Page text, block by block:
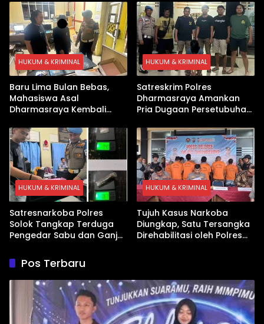
Digital hingga Bong Disita
HUKUM & KRIMINAL
Baru Lima Bulan Bebas,
Mahasiswa Asal
Dharmasraya Kembali
HUKUM & KRIMINAL
Satreskrim Polres
Dharmasraya Amankan
Pria Dugaan Persetubuhan
HUKUM & KRIMINAL
Satresnarkoba Polres
Solok Tangkap Terduga
Pengedar Sabu dan Ganja
HUKUM & KRIMINAL
Tujuh Kasus Narkoba
Diungkap, Satu Tersangka
Direhabilitasi oleh Polres
Pos Terbaru